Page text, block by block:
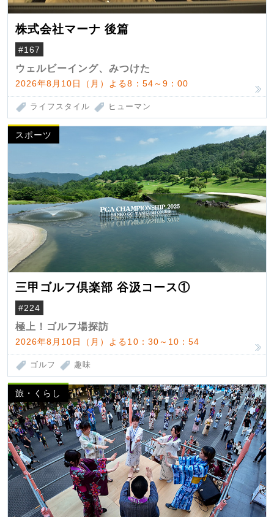
株式会社マーナ 後篇
#167
ウェルビーイング、みつけた
2026年8月10日（月）よる8：54～9：00
ライフスタイル ヒューマン
スポーツ
三甲ゴルフ倶楽部 谷汲コース①
#224
極上！ゴルフ場探訪
2026年8月10日（月）よる10：30～10：54
ゴルフ 趣味
旅・くらし